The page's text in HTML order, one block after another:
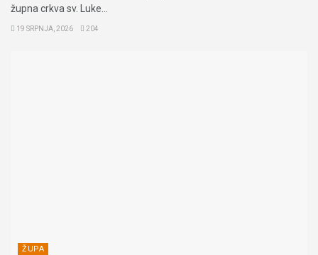
župna crkva sv. Luke...
19 SRPNJA, 2026 204
ŽUPA